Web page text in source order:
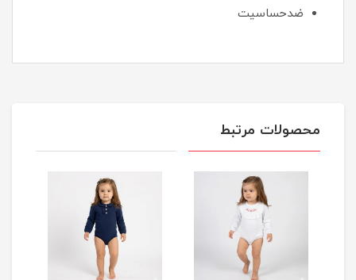
ضدحساسیت
محصولات مرتبط